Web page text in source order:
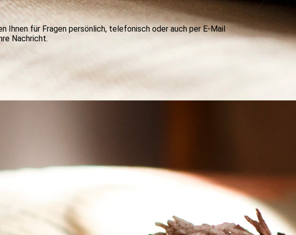
Ihnen für Fragen persönlich, telefonisch oder auch per E-Mail
Nachricht.